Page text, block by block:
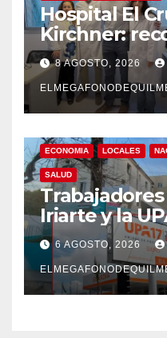
Hospital El
Kirchner:
internacional
su atención
8 AGOSTO, 2026
ECONOMIA LOCALES
SALUD
Iriarte y la
pase a
mejoras
6 AGOSTO, 2026